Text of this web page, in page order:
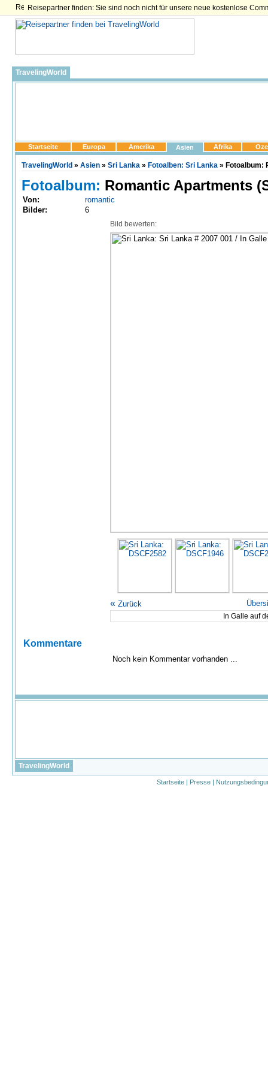
Reisepartner finden: Sie sind noch nicht für unsere neue kostenlose
TravelingWorld
Startseite Europa Amerika Asien Afrika
TravelingWorld » Asien » Sri Lanka » Fotoalben: Sri Lanka » Fotoalbum:
Fotoalbum: Romantic Apartments
Von:
romantic
Bilder:
6
Bild bewerten:
« Zurück
In Galle auf
Kommentare
Noch kein Kommentar vorhanden ...
TravelingWorld
Startseite | Presse |